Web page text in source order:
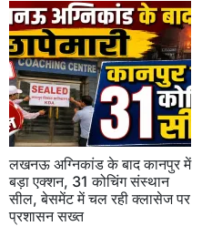
लखनऊ अग्निकांड के बाद कानपुर में
बड़ा एक्शन, 31 कोचिंग संस्थान
सील, बेसमेंट में चल रही क्लासेज पर
प्रशासन सख्त